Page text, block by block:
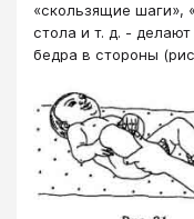
«скользящие шаги»,
стола и т. д. -
бедра в стороны